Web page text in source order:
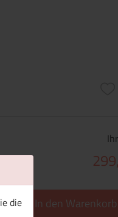
die
In den Warenkorb